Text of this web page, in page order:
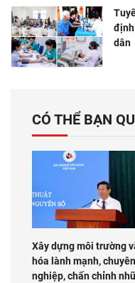
định
dân
CÓ THỂ BẠN
Xây dựng môi trường
hóa lành mạnh, chuyên
nghiệp, chấn chỉnh